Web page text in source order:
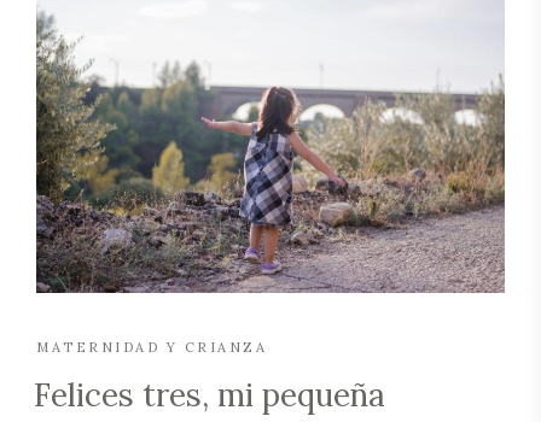
MATERNIDAD Y CRIANZA
Felices tres, mi pequeña